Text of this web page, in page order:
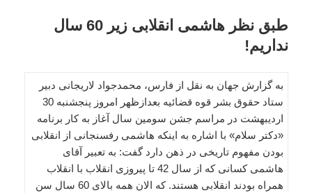
طبق نظر هاشمی انقلابی زیر 60 سال
نداریم!
به گزارش جهان به نقل از فارس، محمدجواد لاریجانی دبیر
ستاد حقوق ‌بشر قوه قضائیه بعدازظهر امروز پنجشنبه 30
اردیبهشت در مراسم جشن سومین سال آغاز به کار برنامه
«دکتر سلام» با اشاره به اینکه هاشمی رفسنجانی از انقلابی
بودن مفهوم تاریخی در ذهن دارد گفت: به تعبیر آقای
هاشمی کسانی که از سال 42 تا پیروزی انقلاب با انقلاب
همراه بودند انقلابی هستند. که الان همه بالای 60 سال سن